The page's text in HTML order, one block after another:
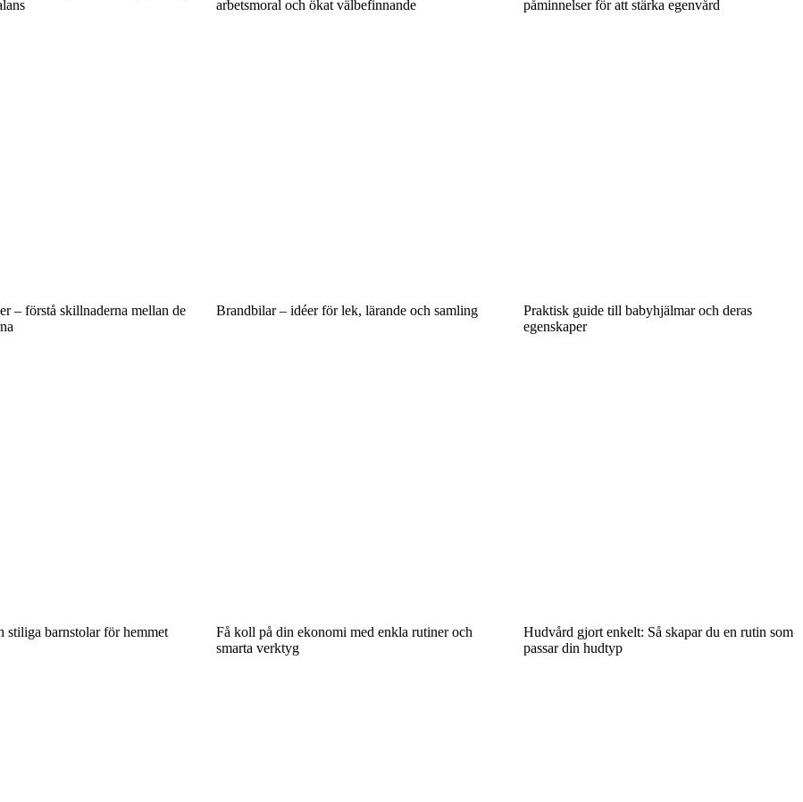
arbetsmoral och ökat välbefinnande
påminnelser för att stärka egenvård
– förstå skillnaderna mellan de
Brandbilar – idéer för lek, lärande och samling
Praktisk guide till babyhjälmar och deras
egenskaper
stiliga barnstolar för hemmet
Få koll på din ekonomi med enkla rutiner och
smarta verktyg
Hudvård gjort enkelt: Så skapar du en rutin som
passar din hudtyp